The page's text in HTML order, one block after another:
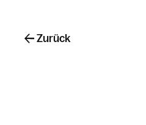
Zurück